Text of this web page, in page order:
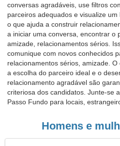
conversas agradáveis, use filtros
parceiros adequados e visualize
o que ajuda a construir
a iniciar uma conversa, encontrar o
amizade, relacionamentos sérios.
comunique com novos conhecidos
relacionamentos sérios, amizade.
a escolha do parceiro ideal e o
relacionamento agradável são
criteriosa dos candidatos. Junte-se
Passo Fundo para locais,
Homens e